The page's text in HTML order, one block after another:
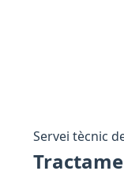
Servei tècnic